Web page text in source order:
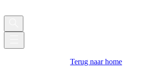
Terug naar home